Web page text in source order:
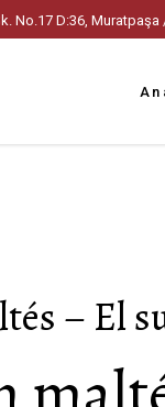
No.17 D:36,
– El